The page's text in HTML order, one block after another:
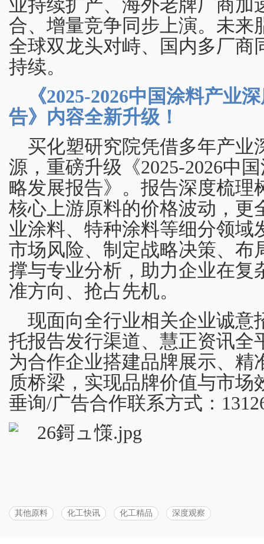
业持续扩产、海外老牌厂商加
合、增量竞争同步上演。未来
全球双龙头对峙、国内多厂商
持续。
《2025-2026中国涂料产业
告》内容全新升级！
买化塑研究院凭借多年产业
源，重磅升级《2025-2026中
略发展报告》。报告深度梳理
核心上游原料的价格波动，更
业涂料、特种涂料等细分领域
市场风险、制定战略决策、布
撑与专业分析，助力企业在复
准方向、抢占先机。
现面向全行业相关企业诚意
托报告发行渠道、慧正资讯全
为合作企业搭建品牌展示、精
质桥梁，实现品牌价值与市场
垂询/广告合作联系方式：
其他原料 化工快讯 化工精品 深度观察